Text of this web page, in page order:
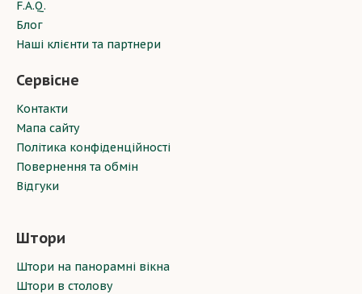
F.A.Q.
Блог
Наші клієнти та партнери
Сервісне
Контакти
Мапа сайту
Політика конфіденційності
Повернення та обмін
Відгуки
Штори
Штори на панорамні вікна
Штори в столову